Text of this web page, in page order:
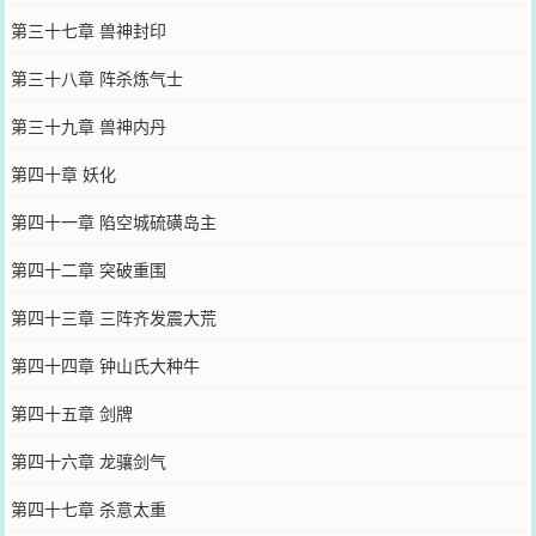
第三十七章 兽神封印
第三十八章 阵杀炼气士
第三十九章 兽神内丹
第四十章 妖化
第四十一章 陷空城硫磺岛主
第四十二章 突破重围
第四十三章 三阵齐发震大荒
第四十四章 钟山氏大种牛
第四十五章 剑牌
第四十六章 龙骧剑气
第四十七章 杀意太重